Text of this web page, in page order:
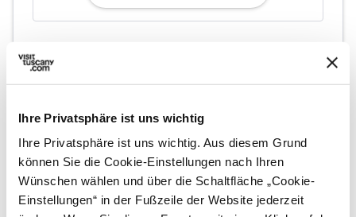
Ihre Privatsphäre ist uns wichtig
Ihre Privatsphäre ist uns wichtig. Aus diesem Grund
können Sie die Cookie-Einstellungen nach Ihren
Wünschen wählen und über die Schaltfläche „Cookie-
Einstellungen“ in der Fußzeile der Website jederzeit
Hinweise
home Wo
Area Vecchi Macelli - Via Bonanno
Pisano 2/B / Via Nicola Pisano 25 (Largo
Padre Renzo Spadoni), Pisa, PI, Italia
language Webseite
https://www.msf.sma.unipi.it/ open_in_new